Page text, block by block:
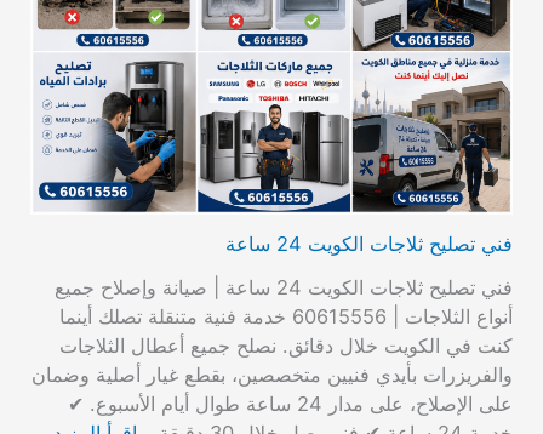
فني تصليح ثلاجات الكويت 24 ساعة
فني تصليح ثلاجات الكويت 24 ساعة | صيانة وإصلاح جميع
أنواع الثلاجات | 60615556 خدمة فنية متنقلة تصلك أينما
كنت في الكويت خلال دقائق. نصلح جميع أعطال الثلاجات
والفريزرات بأيدي فنيين متخصصين، بقطع غيار أصلية وضمان
على الإصلاح، على مدار 24 ساعة طوال أيام الأسبوع. ✔